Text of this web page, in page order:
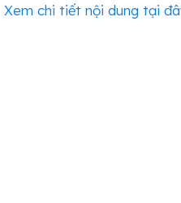
Xem chi tiết nội dung tại